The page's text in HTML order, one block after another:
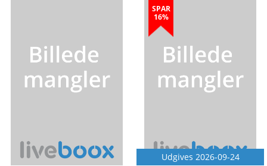
SPAR
16%
Udgives 2026-09-24